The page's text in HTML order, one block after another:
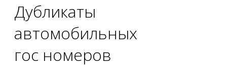
Дубликаты
автомобильных
гос номеров